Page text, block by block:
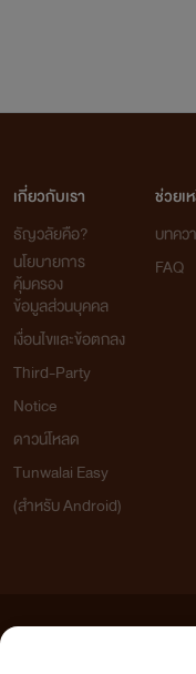
เกี่ยวกับเรา
ธัญวลัยคือ?
นโยบายการ
คุ้มครอง
ข้อมูลส่วนบุคคล
เงื่อนไขและข้อตกลง
Third-Party
Notice
ดาวน์โหลด
Tunwalai Easy
(สำหรับ Android)
ช่วยเ
บทคว
FAQ
เว็บไซต์แห่งนี้ไม่ได้เห็นด้วยและไม่ขอ